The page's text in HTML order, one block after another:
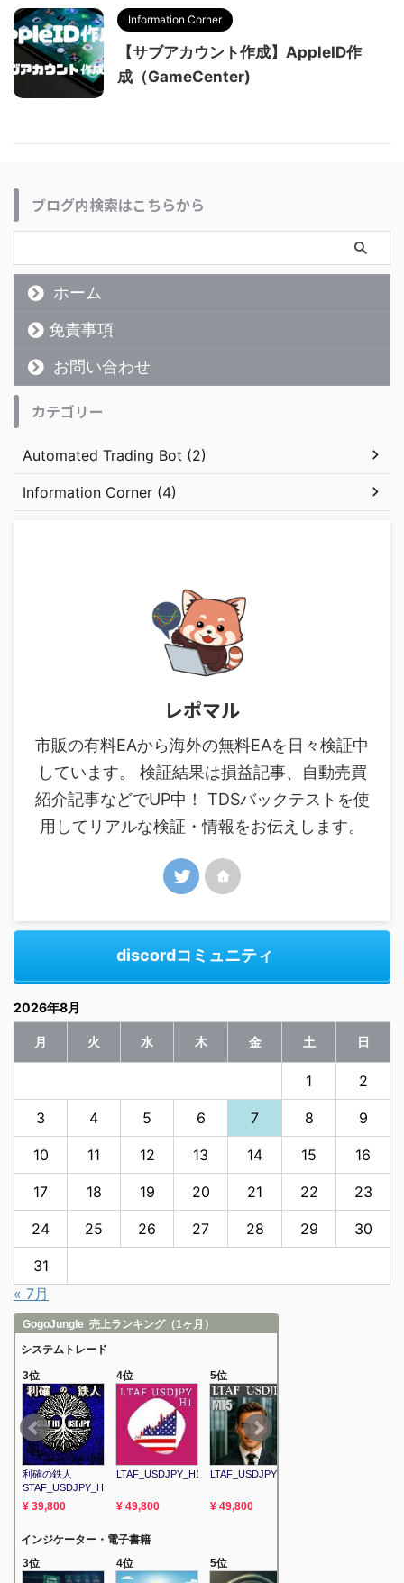
Information Corner
【サブアカウント作成】AppleID作
成（GameCenter)
ブログ内検索はこちらから
ホーム
免責事項
お問い合わせ
カテゴリー
Automated Trading Bot (2)
Information Corner (4)
レポマル
市販の有料EAから海外の無料EAを日々検証中
しています。 検証結果は損益記事、自動売買
紹介記事などでUP中！ TDSバックテストを使
用してリアルな検証・情報をお伝えします。
discordコミュニティ
2026年8月
月 火 水 木 金 土 日
1 2
3 4 5 6 7 8 9
10 11 12 13 14 15 16
17 18 19 20 21 22 23
24 25 26 27 28 29 30
31
« 7月